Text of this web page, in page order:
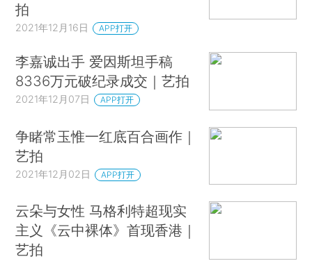
拍
2021年12月16日 APP打开
李嘉诚出手 爱因斯坦手稿
8336万元破纪录成交｜艺拍
2021年12月07日 APP打开
争睹常玉惟一红底百合画作｜
艺拍
2021年12月02日 APP打开
云朵与女性 马格利特超现实
主义《云中裸体》首现香港｜
艺拍